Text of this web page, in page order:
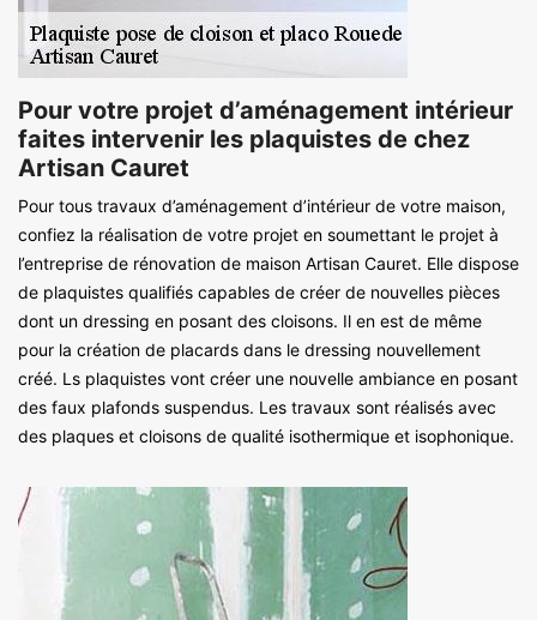
Pour votre projet d’aménagement intérieur
faites intervenir les plaquistes de chez
Artisan Cauret
Pour tous travaux d’aménagement d’intérieur de votre maison,
confiez la réalisation de votre projet en soumettant le projet à
l’entreprise de rénovation de maison Artisan Cauret. Elle dispose
de plaquistes qualifiés capables de créer de nouvelles pièces
dont un dressing en posant des cloisons. Il en est de même
pour la création de placards dans le dressing nouvellement
créé. Ls plaquistes vont créer une nouvelle ambiance en posant
des faux plafonds suspendus. Les travaux sont réalisés avec
des plaques et cloisons de qualité isothermique et isophonique.